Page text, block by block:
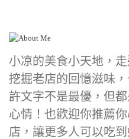
小凉的美食小天地，
挖掘老店的回憶滋味
許文字不是最優，但
心情！也歡迎你推薦
店，讓更多人可以吃